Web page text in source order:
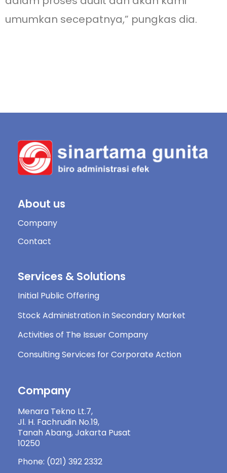
umumkan secepatnya,” pungkas dia.
About us
Company
Contact
Services & Solutions
Initial Public Offering
Stock Administration in Secondary Market
Activities of The Issuer Company
Consulting Services for Corporate Action
Company
Menara Tekno Lt.7,
Jl. H. Fachrudin No.19,
Tanah Abang, Jakarta Pusat
10250
Phone: (021) 392 2332